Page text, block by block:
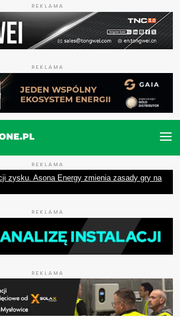
REKLAMA
REKLAMA
REKLAMA
zysku. Asona Energy zmienia zasady gry na
REKLAMA
REKLAMA